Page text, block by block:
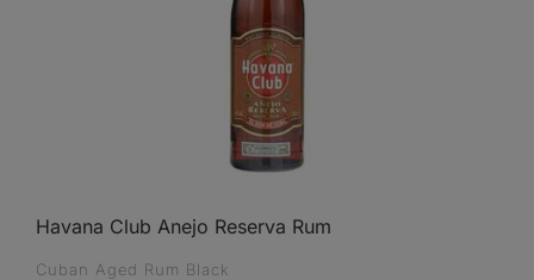
Havana Club Anejo Reserva Rum
Cuban Aged Rum Black